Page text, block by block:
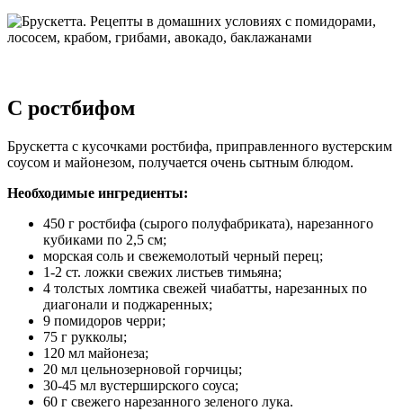
С ростбифом
Брускетта с кусочками ростбифа, приправленного вустерским
соусом и майонезом, получается очень сытным блюдом.
Необходимые ингредиенты:
450 г ростбифа (сырого полуфабриката), нарезанного
кубиками по 2,5 см;
морская соль и свежемолотый черный перец;
1-2 ст. ложки свежих листьев тимьяна;
4 толстых ломтика свежей чиабатты, нарезанных по
диагонали и поджаренных;
9 помидоров черри;
75 г рукколы;
120 мл майонеза;
20 мл цельнозерновой горчицы;
30-45 мл вустерширского соуса;
60 г свежего нарезанного зеленого лука.